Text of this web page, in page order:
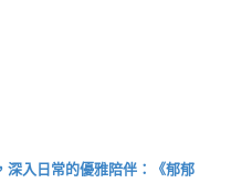
深入日常的優雅陪伴：《郁郁